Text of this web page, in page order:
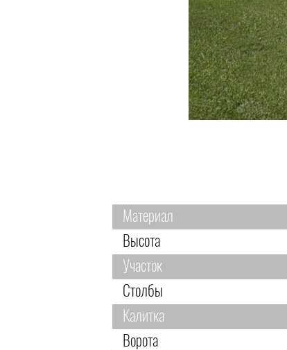
Материал
Высота
Участок
Столбы
Калитка
Ворота